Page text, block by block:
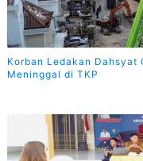
Korban Ledakan Dahsyat
Meninggal di TKP